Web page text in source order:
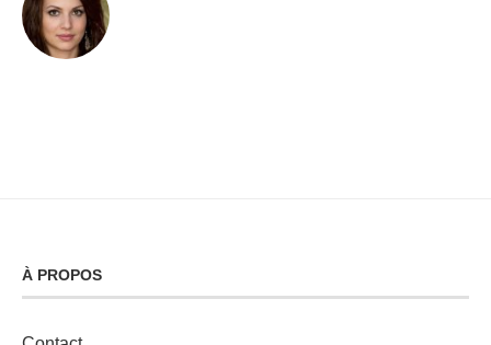
À PROPOS